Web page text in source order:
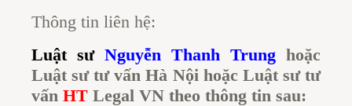
Thông tin liên hệ:
Luật sư Nguyễn Thanh Trung hoặc
Luật sư tư vấn Hà Nội hoặc Luật sư tư
vấn HT Legal VN theo thông tin sau: